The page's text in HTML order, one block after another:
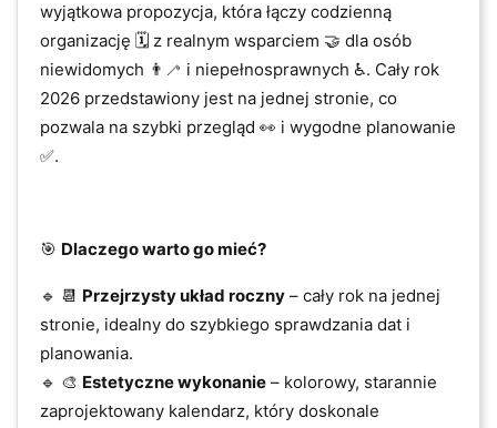
wyjątkowa propozycja, która łączy codzienną
organizację 🗓️ z realnym wsparciem 🤝 dla osób
niewidomych 👨‍🦯 i niepełnosprawnych ♿. Cały rok
2026 przedstawiony jest na jednej stronie, co
pozwala na szybki przegląd 👀 i wygodne planowanie
✅.
🎯 Dlaczego warto go mieć?
🔹 📆 Przejrzysty układ roczny – cały rok na jednej
stronie, idealny do szybkiego sprawdzania dat i
planowania.
🔹 🎨 Estetyczne wykonanie – kolorowy, starannie
zaprojektowany kalendarz, który doskonale